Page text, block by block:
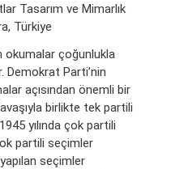
Tasarım ve Mimarlık
Türkiye
okumalar çoğunlukla
Demokrat Parti’nin
açısından önemli bir
birlikte tek partili
yılında çok partili
partili seçimler
seçimler